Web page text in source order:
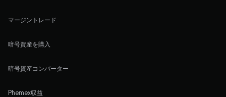
マージントレード
暗号資産を購入
暗号資産コンバーター
Phemex収益